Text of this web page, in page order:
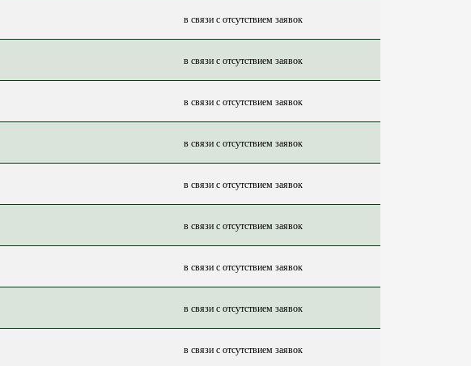
в связи с отсутствием заявок
в связи с отсутствием заявок
в связи с отсутствием заявок
в связи с отсутствием заявок
в связи с отсутствием заявок
в связи с отсутствием заявок
в связи с отсутствием заявок
в связи с отсутствием заявок
в связи с отсутствием заявок